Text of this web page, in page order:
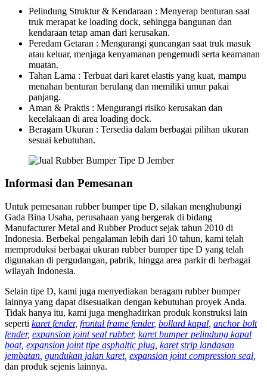
Pelindung Struktur & Kendaraan : Menyerap benturan saat
truk merapat ke loading dock, sehingga bangunan dan
kendaraan tetap aman dari kerusakan.
Peredam Getaran : Mengurangi guncangan saat truk masuk
atau keluar, menjaga kenyamanan pengemudi serta keamanan
muatan.
Tahan Lama : Terbuat dari karet elastis yang kuat, mampu
menahan benturan berulang dan memiliki umur pakai
panjang.
Aman & Praktis : Mengurangi risiko kerusakan dan
kecelakaan di area loading dock.
Beragam Ukuran : Tersedia dalam berbagai pilihan ukuran
sesuai kebutuhan.
Informasi dan Pemesanan
Untuk pemesanan rubber bumper tipe D, silakan menghubungi
Gada Bina Usaha, perusahaan yang bergerak di bidang
Manufacturer Metal and Rubber Product sejak tahun 2010 di
Indonesia. Berbekal pengalaman lebih dari 10 tahun, kami telah
memproduksi berbagai ukuran rubber bumper tipe D yang telah
digunakan di pergudangan, pabrik, hingga area parkir di berbagai
wilayah Indonesia.
Selain tipe D, kami juga menyediakan beragam rubber bumper
lainnya yang dapat disesuaikan dengan kebutuhan proyek Anda.
Tidak hanya itu, kami juga menghadirkan produk konstruksi lain
seperti karet fender, frontal frame fender, bollard kapal anchor bolt
fender, expansion joint seal rubber, karet bumper pelindung kapal
boat, expansion joint tipe asphaltic plug karet strip landasan
jembatan gundukan jalan karet, expansion joint compression seal
dan produk sejenis lainnya.